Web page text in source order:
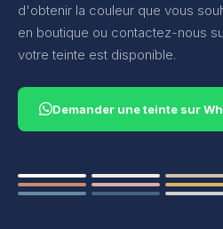
d'obtenir la couleur que vous
en boutique ou contactez-nous
votre teinte est disponible.
Demander une teinte sur